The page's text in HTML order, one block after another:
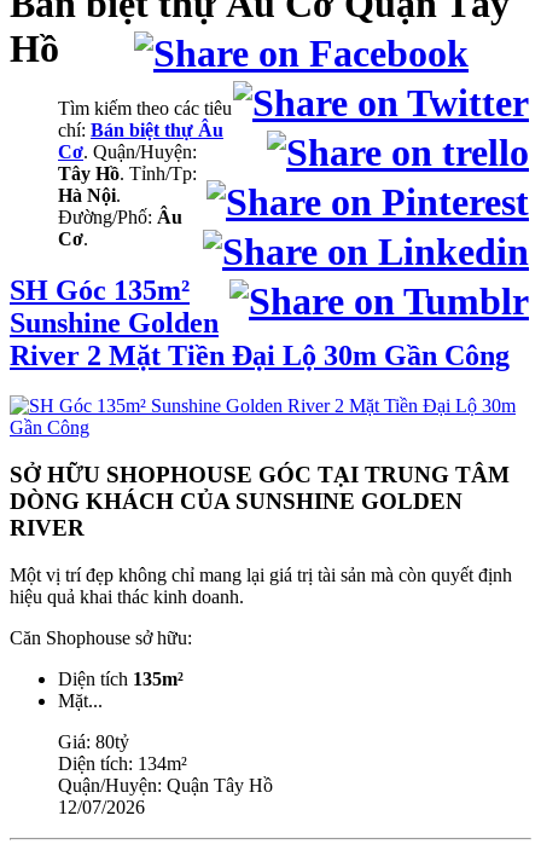
Hồ
Tìm kiếm theo các tiêu
chí: Bán biệt thự Âu
Cơ. Quận/Huyện:
Tây Hồ. Tỉnh/Tp:
Hà Nội.
Đường/Phố: Âu
Cơ.
SH Góc 135m²
Sunshine Golden
River 2 Mặt Tiền Đại Lộ 30m Gần Công
SỞ HỮU SHOPHOUSE GÓC TẠI TRUNG TÂM
DÒNG KHÁCH CỦA SUNSHINE GOLDEN
RIVER
Một vị trí đẹp không chỉ mang lại giá trị tài sản mà còn quyết định
hiệu quả khai thác kinh doanh.
Căn Shophouse sở hữu:
Diện tích 135m²
Mặt...
Giá: 80tỷ
Diện tích: 134m²
Quận/Huyện: Quận Tây Hồ
12/07/2026